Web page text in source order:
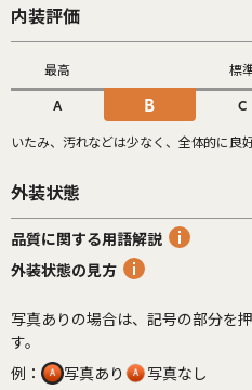
内装評価
最高 標
A B C
いたみ、汚れなどは少なく、全体的に良
外装状態
品質に関する用語解説
外装状態の見方
写真ありの場合は、記号の部分を
す。
例：
写真あり 写真なし